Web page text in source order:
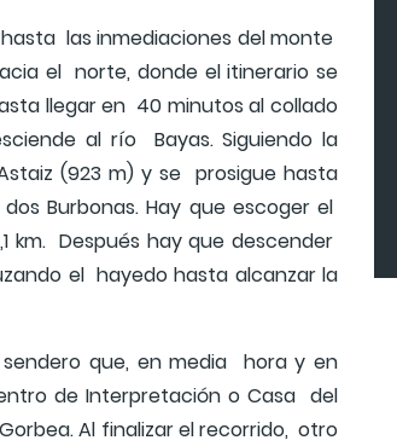
las inmediaciones del monte
el norte, donde el itinerario se
llegar en 40 minutos al collado
al río Bayas. Siguiendo la
(923 m) y se prosigue hasta
Burbonas. Hay que escoger el
km. Después hay que descender
el hayedo hasta alcanzar la
que, en media hora y en
de Interpretación o Casa del
Al finalizar el recorrido, otro